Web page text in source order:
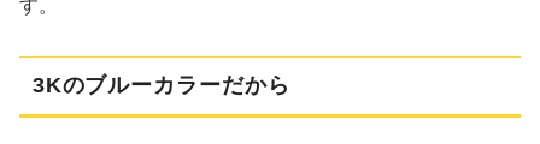
す。
3Kのブルーカラーだから